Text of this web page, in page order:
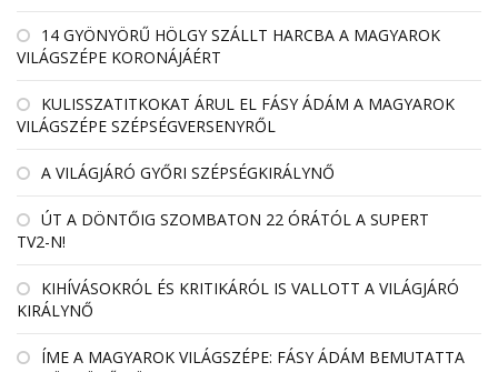
14 GYÖNYÖRŰ HÖLGY SZÁLLT HARCBA A MAGYAROK
VILÁGSZÉPE KORONÁJÁÉRT
KULISSZATITKOKAT ÁRUL EL FÁSY ÁDÁM A MAGYAROK
VILÁGSZÉPE SZÉPSÉGVERSENYRŐL
A VILÁGJÁRÓ GYŐRI SZÉPSÉGKIRÁLYNŐ
ÚT A DÖNTŐIG SZOMBATON 22 ÓRÁTÓL A SUPERT
TV2-N!
KIHÍVÁSOKRÓL ÉS KRITIKÁRÓL IS VALLOTT A VILÁGJÁRÓ
KIRÁLYNŐ
ÍME A MAGYAROK VILÁGSZÉPE: FÁSY ÁDÁM BEMUTATTA